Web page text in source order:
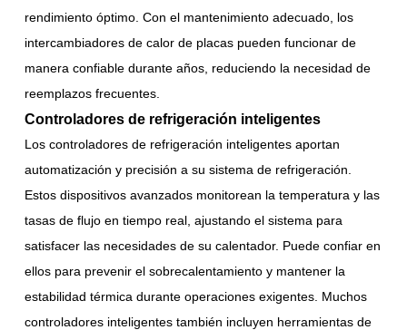
rendimiento óptimo. Con el mantenimiento adecuado, los
intercambiadores de calor de placas pueden funcionar de
manera confiable durante años, reduciendo la necesidad de
reemplazos frecuentes.
Controladores de refrigeración inteligentes
Los controladores de refrigeración inteligentes aportan
automatización y precisión a su sistema de refrigeración.
Estos dispositivos avanzados monitorean la temperatura y las
tasas de flujo en tiempo real, ajustando el sistema para
satisfacer las necesidades de su calentador. Puede confiar en
ellos para prevenir el sobrecalentamiento y mantener la
estabilidad térmica durante operaciones exigentes. Muchos
controladores inteligentes también incluyen herramientas de